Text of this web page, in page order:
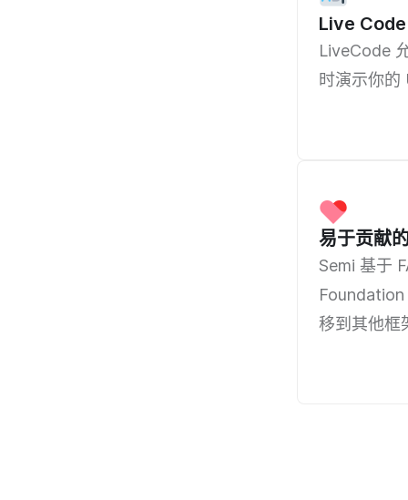
Live
LiveCode
时演示你的
易于贡献
Semi 基于
移到其他框